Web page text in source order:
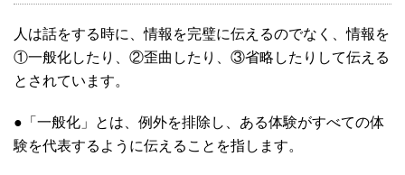
人は話をする時に、情報を完璧に伝えるのでなく、情報を
①一般化したり、②歪曲したり、③省略したりして伝える
とされています。
●「一般化」とは、例外を排除し、ある体験がすべての体
験を代表するように伝えることを指します。